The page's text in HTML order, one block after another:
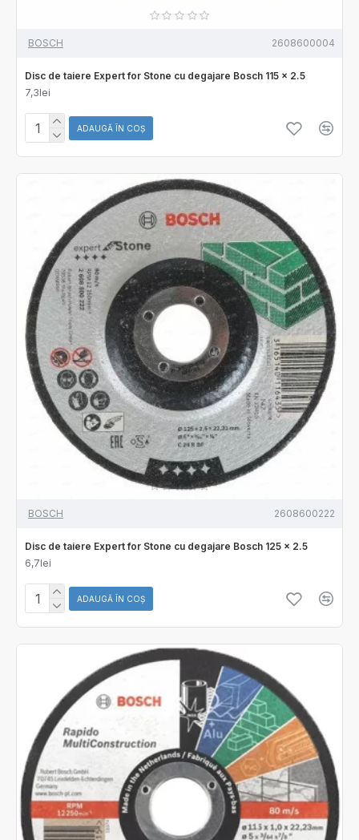
BOSCH 2608600004
Disc de taiere Expert for Stone cu degajare Bosch 115 x 2.5
7,3lei
ADAUGĂ ÎN COŞ
BOSCH 2608600222
Disc de taiere Expert for Stone cu degajare Bosch 125 x 2.5
6,7lei
ADAUGĂ ÎN COŞ